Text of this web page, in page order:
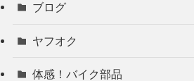
ブログ
ヤフオク
体感！バイク部品